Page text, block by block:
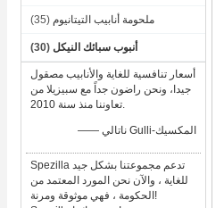
ملحومة أنابيب التيتانيوم (35)
أنبوب سبائك النيكل (30)
أسعار تنافسية للغاية والأنابيب مصقول
جيدا، ونحن راضون جداً مع سبيزيلا من
تعاوننا منذ سنة 2010.
—— ناتالي Gulli-المكسيك
Spezilla تدعم مجموعتنا بشكل جيد
للغاية ، والآن نحن المورد المعتمد من
الحكومة ، فهي موثوقة ومرنة!